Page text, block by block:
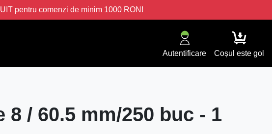
pentru comenzi de minim 1000 RON!
Autentificare
Coșul este gol
8 / 60.5 mm/250 buc - 1